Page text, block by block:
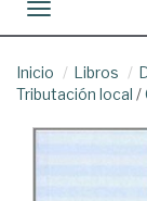
Toggle
Inicio Libros
Tributación local /